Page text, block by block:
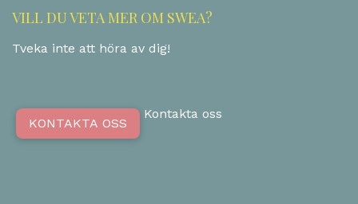
VILL DU VETA MER OM SWEA?
Tveka inte att höra av dig!
KONTAKTA OSS
Kontakta oss